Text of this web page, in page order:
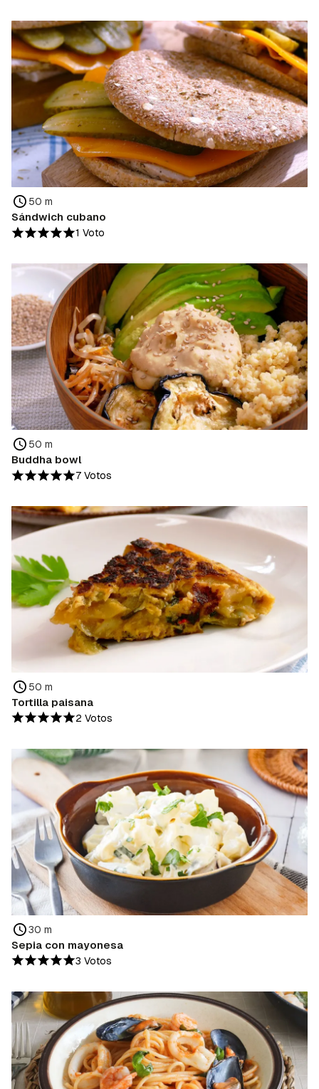
50 m
Sándwich cubano
1 Voto
50 m
Buddha bowl
7 Votos
50 m
Tortilla paisana
2 Votos
30 m
Sepia con mayonesa
3 Votos